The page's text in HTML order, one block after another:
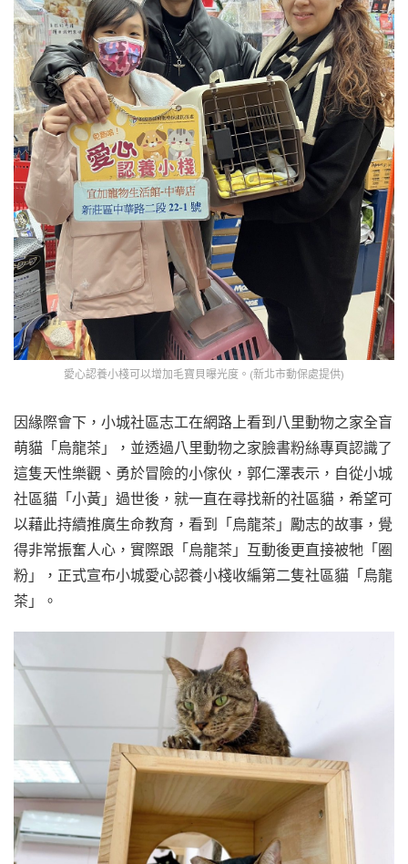
愛心認養小棧可以增加毛寶貝曝光度。(新北市動保處提供)
因緣際會下，小城社區志工在網路上看到八里動物之家全盲
萌貓「烏龍茶」，並透過八里動物之家臉書粉絲專頁認識了
這隻天性樂觀、勇於冒險的小傢伙，郭仁澤表示，自從小城
社區貓「小黃」過世後，就一直在尋找新的社區貓，希望可
以藉此持續推廣生命教育，看到「烏龍茶」勵志的故事，覺
得非常振奮人心，實際跟「烏龍茶」互動後更直接被牠「圈
粉」，正式宣布小城愛心認養小棧收編第二隻社區貓「烏龍
茶」。